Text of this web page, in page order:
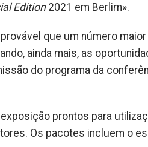
Edition2021 em Berlim».
que um número
ainda mais, as
do programa da
prontos para
Os pacotes incluem o